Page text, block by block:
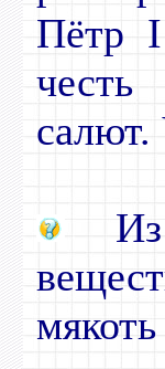
Пётр
Из